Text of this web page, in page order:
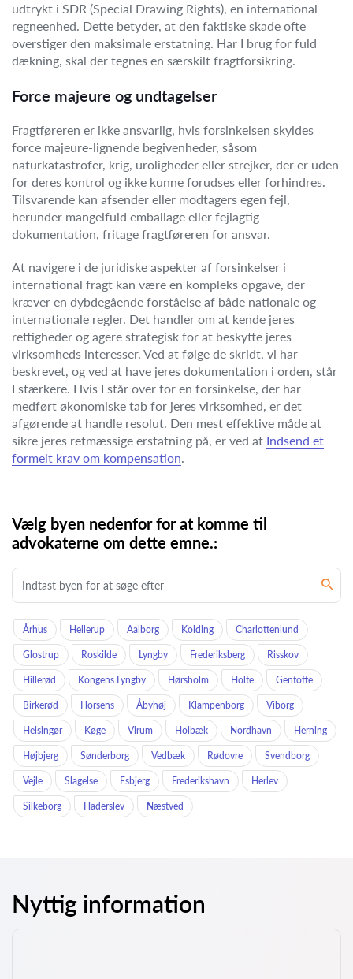
udtrykt i SDR (Special Drawing Rights), en international
regneenhed. Dette betyder, at den faktiske skade ofte
overstiger den maksimale erstatning. Har I brug for fuld
dækning, skal der tegnes en særskilt fragtforsikring.
Force majeure og undtagelser
Fragtføreren er ikke ansvarlig, hvis forsinkelsen skyldes
force majeure-lignende begivenheder, såsom
naturkatastrofer, krig, uroligheder eller strejker, der er uden
for deres kontrol og ikke kunne forudses eller forhindres.
Tilsvarende kan afsender eller modtagers egen fejl,
herunder mangelfuld emballage eller fejlagtig
dokumentation, fritage fragtføreren for ansvar.
At navigere i de juridiske aspekter af forsinkelser i
international fragt kan være en kompleks opgave, der
kræver en dybdegående forståelse af både nationale og
internationale regler. Det handler om at kende jeres
rettigheder og agere strategisk for at beskytte jeres
virksomheds interesser. Ved at følge de skridt, vi har
beskrevet, og ved at have jeres dokumentation i orden, står
I stærkere. Hvis I står over for en forsinkelse, der har
medført økonomiske tab for jeres virksomhed, er det
afgørende at handle resolut. Den mest effektive måde at
sikre jeres retmæssige erstatning på, er ved at Indsend et
formelt krav om kompensation.
Vælg byen nedenfor for at komme til
advokaterne om dette emne.:
Århus Hellerup Aalborg Kolding Charlottenlund
Glostrup Roskilde Lyngby Frederiksberg Risskov
Hillerød Kongens Lyngby Hørsholm Holte Gentofte
Birkerød Horsens Åbyhøj Klampenborg Viborg
Helsingør Køge Virum Holbæk Nordhavn Herning
Højbjerg Sønderborg Vedbæk Rødovre Svendborg
Vejle Slagelse Esbjerg Frederikshavn Herlev
Silkeborg Haderslev Næstved
Nyttig information